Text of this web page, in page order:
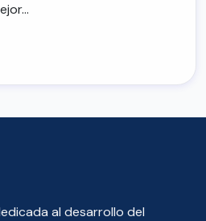
al desarrollo del